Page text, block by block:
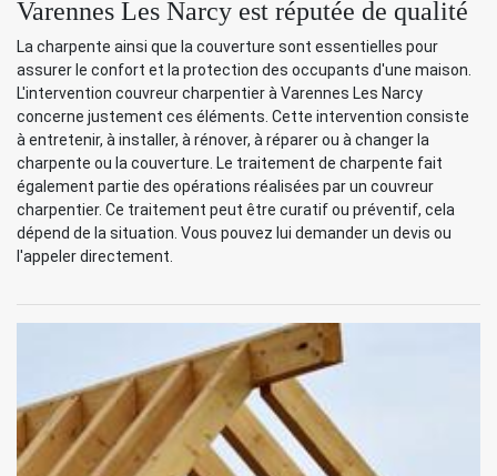
Varennes Les Narcy est réputée de qualité
La charpente ainsi que la couverture sont essentielles pour
assurer le confort et la protection des occupants d'une maison.
L'intervention couvreur charpentier à Varennes Les Narcy
concerne justement ces éléments. Cette intervention consiste
à entretenir, à installer, à rénover, à réparer ou à changer la
charpente ou la couverture. Le traitement de charpente fait
également partie des opérations réalisées par un couvreur
charpentier. Ce traitement peut être curatif ou préventif, cela
dépend de la situation. Vous pouvez lui demander un devis ou
l'appeler directement.